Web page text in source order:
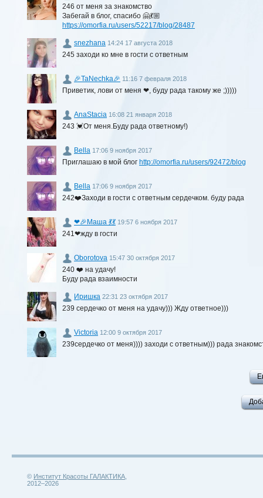
246 от меня за знакомство
Забегай в блог, спасибо 🤗💃🏼
https://omorfia.ru/users/52217/blog/28487
snezhana 14:24 17 августа 2018
245 заходи ко мне в гости с ответным
🎉TaNechka🎉 11:16 7 февраля 2018
Приветик, лови от меня ❤, буду рада такому же ;)))))
AnaStacia 16:08 21 января 2018
243 💓От меня.Буду рада ответному!)
Bella 17:06 9 ноября 2017
Приглашаю в мой блог http://omorfia.ru/users/92472/blog
Bella 17:06 9 ноября 2017
242❤️Заходи в гости с ответным сердечком. буду рада
❤🎉Маша 💃💃 19:57 6 ноября 2017
241❤жду в гости
Oborotova 15:47 30 октября 2017
240 ❤️ на удачу!
Буду рада взаимности
Иришка 22:31 23 октября 2017
239 сердечко от меня на удачу))) Жду ответное)))
Victoria 12:00 9 октября 2017
239сердечко от меня)))) заходи с ответным))) рада
© Институт Красоты ГАЛАКТИКА
2012–2026